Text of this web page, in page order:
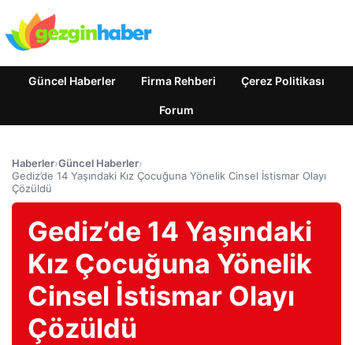
Güncel Haberler Firma Rehberi Çerez Politikası
Forum
Haberler›Güncel Haberler›
Gediz’de 14 Yaşındaki Kız Çocuğuna Yönelik Cinsel İstismar Olayı
Çözüldü
Gediz’de 14 Yaşındaki
Kız Çocuğuna Yönelik
Cinsel İstismar Olayı
Çözüldü